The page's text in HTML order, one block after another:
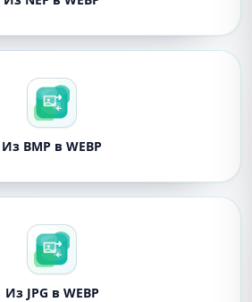
Из BMP в WEBP
Из JPG в WEBP